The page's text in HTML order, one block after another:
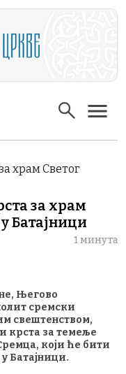
храм Светог
за храм
Батајници
1 минута
Његово
сремски
свештенством,
крста за темеље
који ће бити
Батајници.